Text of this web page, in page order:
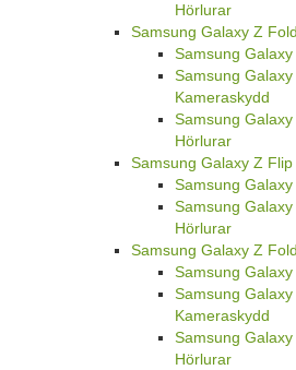
Hörlurar
Samsung Galaxy Z
Samsung
Samsung
Kameraskydd
Samsung
Hörlurar
Samsung Galaxy Z Flip
Samsung
Samsung
Hörlurar
Samsung Galaxy Z
Samsung
Samsung
Kameraskydd
Samsung
Hörlurar